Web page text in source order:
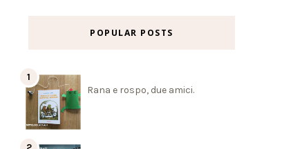
POPULAR POSTS
Rana e rospo, due amici.